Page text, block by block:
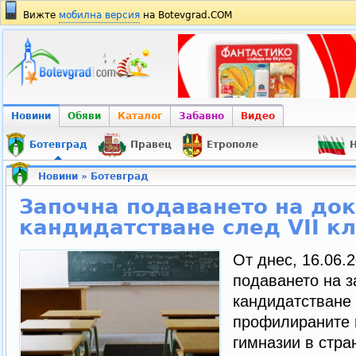
Вижте мобилна версия на Botevgrad.COM
Новини Обяви Каталог Забавно Видео
Ботевград Правец Етрополе
Новини» Ботевград
Започна подаването на
кандидатстване след VII
От днес,
подаването на
профилираните
гимназии в